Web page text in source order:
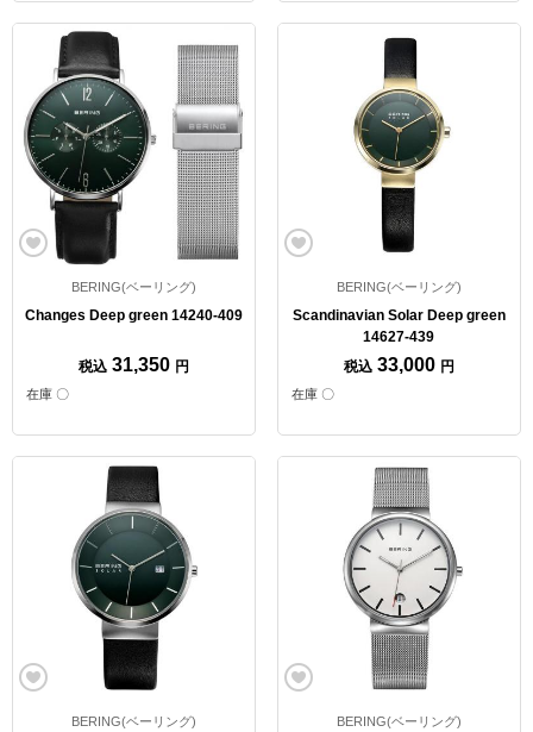
BERING(ベーリング)
Changes Deep green 14240-409
税込 31,350 円
在庫 〇
BERING(ベーリング)
Scandinavian Solar Deep green
14627-439
税込 33,000 円
在庫 〇
BERING(ベーリング) BERING(ベーリング)